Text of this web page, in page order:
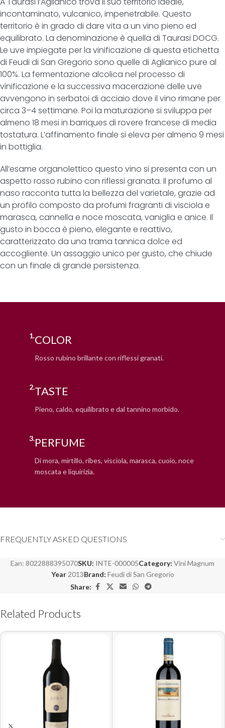
incontaminato, vulcanico, impenetrabile. Questo
territorio è in grado di dare vita a un vino pieno ed
equilibrato. La denominazione è quella di Taurasi DOCG.
Le uve impiegate per la vinificazione di questa etichetta
di Feudi di San Gregorio sono quelle di Aglianico pure al
100%. La fermentazione alcolica nel processo di
vinificazione e la successiva macerazione delle uve
avvengono in serbatoi di acciaio dove il vino rimane per
circa 3–4 settimane. Poi la maturazione si sviluppa per
almeno 18 mesi in barriques di rovere francese di media
tostatura. L’affinamento finale si eleva per almeno 9 mesi
in bottiglia.
All’esame organolettico questo vino si presenta con un
aspetto rosso rubino con riflessi granata. Il profumo al
naso racconta tutta la bellezza del varietale, grazie ad
un profilo composto da profumi fragranti di visciola e
marasca, cannella e noce moscata, vaniglia e anice. Il
gusto in bocca è pieno, elegante e reattivo,
caratterizzato da una trama tannica dolce ed
accogliente. Un assaggio unico per gusto, che chiude
con un finale di grande persistenza.
1.COLOR
Rosso rubino brillante con riflessi granati.
2.TASTE
Pieno, caldo, equilibrato e dal tannino morbido.
3.PERFUME
Di mora, mirtillo, ribes, visciola, marasca, cuoio, noce
moscata e liquirizia.
FREQUENTLY ASKED QUESTIONS
Ean: 8022888395070SKU: INTE-000005Category: Vini Magnum
Year 2013Brand: Feudi di San Gregorio
Share:
Related Products